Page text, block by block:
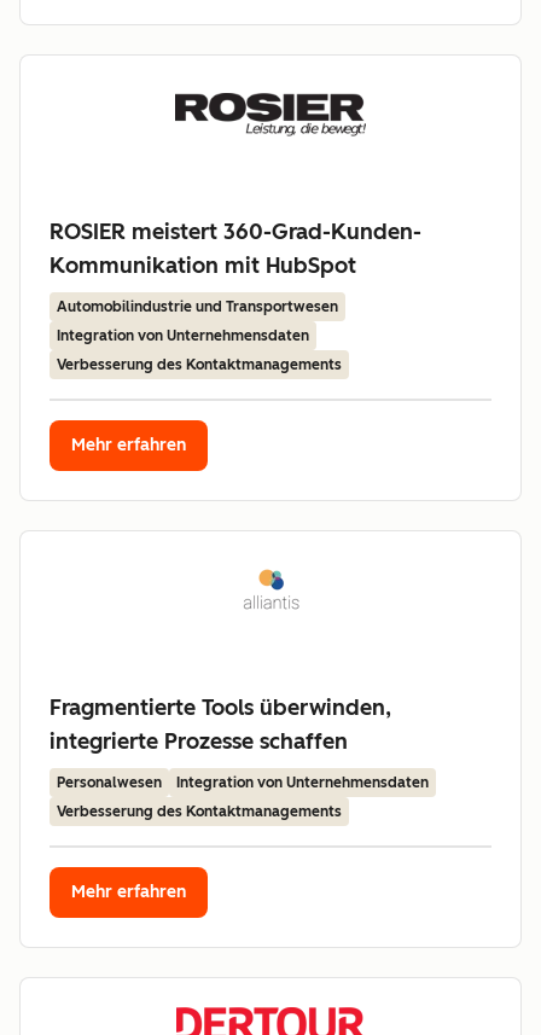
ROSIER meistert 360-Grad-Kunden-
Kommunikation mit HubSpot
Automobilindustrie und Transportwesen
Integration von Unternehmensdaten
Verbesserung des Kontaktmanagements
Mehr erfahren
Fragmentierte Tools überwinden,
integrierte Prozesse schaffen
Personalwesen
Integration von Unternehmensdaten
Verbesserung des Kontaktmanagements
Mehr erfahren